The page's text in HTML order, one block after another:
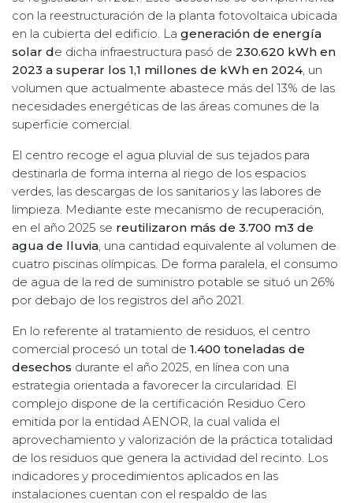
con la reestructuración de la planta fotovoltaica ubicada
en la cubierta del edificio. La generación de energía
solar de dicha infraestructura pasó de 230.620 kWh en
2023 a superar los 1,1 millones de kWh en 2024, un
volumen que actualmente abastece más del 13% de las
necesidades energéticas de las áreas comunes de la
superficie comercial.
El centro recoge el agua pluvial de sus tejados para
destinarla de forma interna al riego de los espacios
verdes, las descargas de los sanitarios y las labores de
limpieza. Mediante este mecanismo de recuperación,
en el año 2025 se reutilizaron más de 3.700 m3 de
agua de lluvia , una cantidad equivalente al volumen de
cuatro piscinas olímpicas. De forma paralela, el consumo
de agua de la red de suministro potable se situó un 26%
por debajo de los registros del año 2021.
En lo referente al tratamiento de residuos, el centro
comercial procesó un total de 1.400 toneladas de
desechos durante el año 2025, en línea con una
estrategia orientada a favorecer la circularidad. El
complejo dispone de la certificación Residuo Cero
emitida por la entidad AENOR, la cual valida el
aprovechamiento y valorización de la práctica totalidad
de los residuos que genera la actividad del recinto. Los
indicadores y procedimientos aplicados en las
instalaciones cuentan con el respaldo de las